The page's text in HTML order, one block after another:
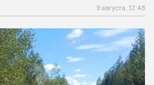
9 августа, 12:46